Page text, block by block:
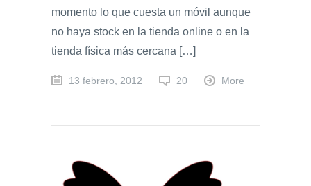
momento lo que cuesta un móvil aunque
no haya stock en la tienda online o en la
tienda física más cercana […]
13 febrero, 2012 20 More